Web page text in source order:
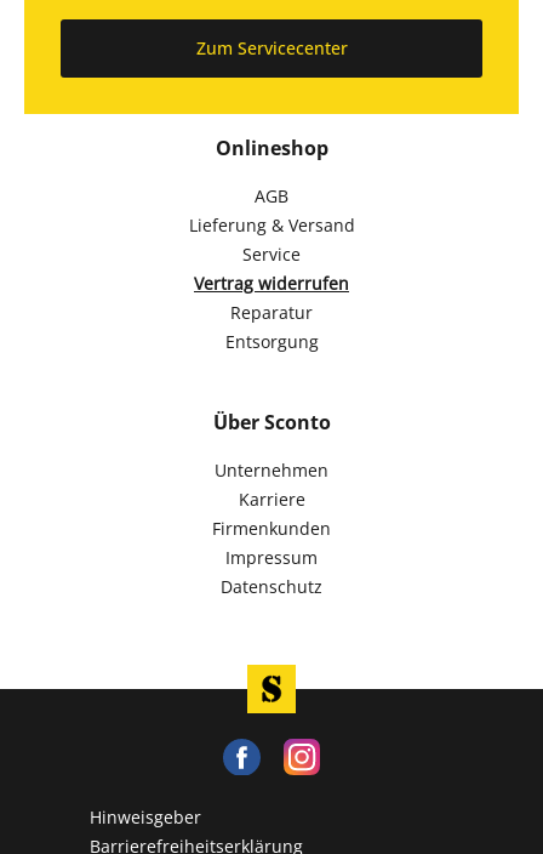
Onlineshop
AGB
Lieferung & Versand
Service
Vertrag widerrufen
Reparatur
Entsorgung
Über Sconto
Unternehmen
Karriere
Firmenkunden
Impressum
Datenschutz
Zum Servicecenter
Hinweisgeber
Barrierefreiheitserklärung